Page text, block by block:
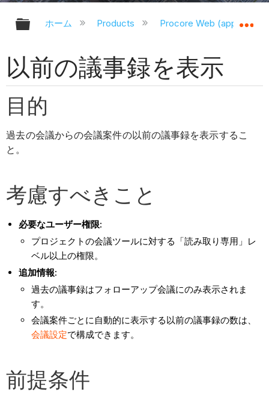
グローバル階層を展開/折りたたむ
ホーム Products Procore Web
以前の議事録を表示
目的
過去の会議からの会議案件の以前の議事録を表示するこ
と。
考慮すべきこと
必要なユーザー権限:
プロジェクトの会議ツールに対する「読み取り専用」レ
ベル以上の権限。
追加情報:
過去の議事録はフォローアップ会議にのみ表示されま
す。
会議案件ごとに自動的に表示する以前の議事録の数は、
会議設定で構成できます。
前提条件